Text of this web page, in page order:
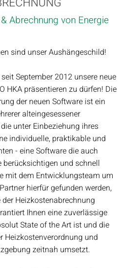
Abrechnung von Energie
sind unser Aushängeschild!
September 2012 unsere neue
HKA präsentieren zu dürfen! Die
der neuen Software ist ein
alteingesessener
unter Einbeziehung ihres
individuelle, praktikable und
- eine Software die auch
berücksichtigen und schnell
mit dem Entwicklungsteam um
hierfür gefunden werden,
Heizkostenabrechnung
Ihnen eine zuverlässige
State of the Art ist und die
Heizkostenverordnung und
zeitnah umsetzt.